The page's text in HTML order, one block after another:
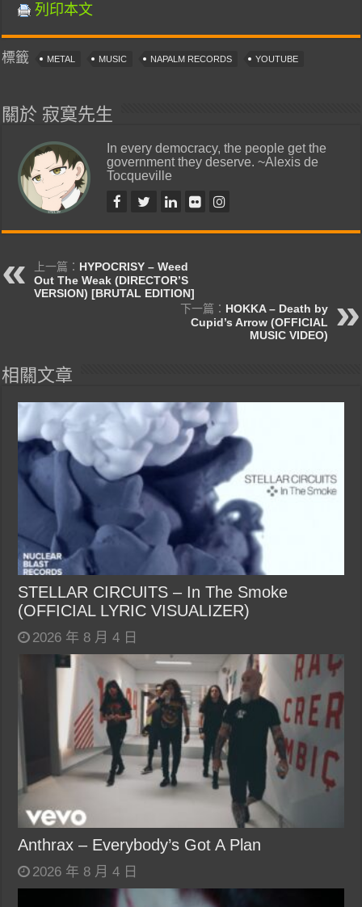
列印本文
標籤 METAL MUSIC NAPALM RECORDS YOUTUBE
關於 寂寞先生
In every democracy, the people get the
government they deserve. ~Alexis de
Tocqueville
上一篇： HYPOCRISY – Weed
Out The Weak (DIRECTOR’S
VERSION) [BRUTAL EDITION]
下一篇： HOKKA – Death by
Cupid’s Arrow (OFFICIAL
MUSIC VIDEO)
相關文章
STELLAR CIRCUITS – In The Smoke
(OFFICIAL LYRIC VISUALIZER)
2026 年 8 月 4 日
Anthrax – Everybody’s Got A Plan
2026 年 8 月 4 日